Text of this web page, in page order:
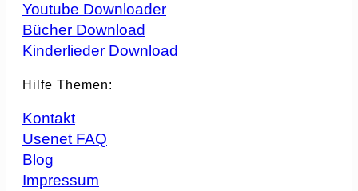
Youtube Downloader
Bücher Download
Kinderlieder Download
Hilfe Themen:
Kontakt
Usenet FAQ
Blog
Impressum